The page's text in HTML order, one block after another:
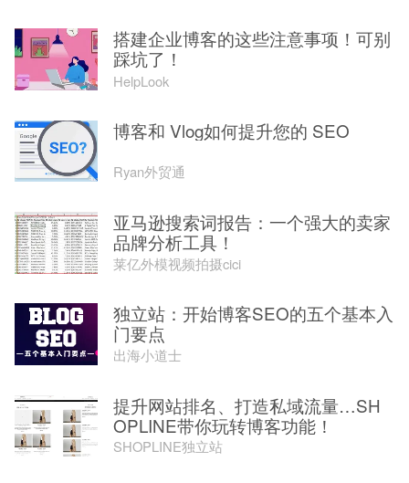
搭建企业博客的这些注意事项！可别
踩坑了！
HelpLook
博客和 Vlog如何提升您的 SEO
Ryan外贸通
亚马逊搜索词报告：一个强大的卖家
品牌分析工具！
莱亿外模视频拍摄cici
独立站：开始博客SEO的五个基本入
门要点
出海小道士
提升网站排名、打造私域流量…SH
OPLINE带你玩转博客功能！
SHOPLINE独立站